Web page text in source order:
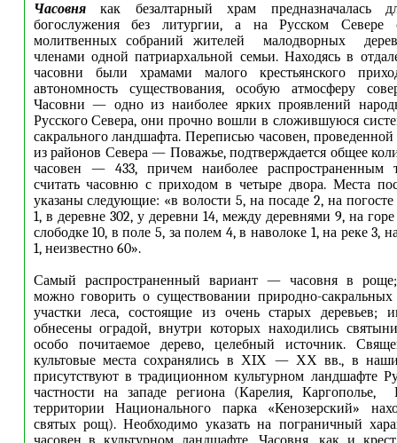
Часовня как безалтарный храм предназначалась
богослужения без литургии, а на Русском Севере
молитвенных собраний жителей малодворных
членами одной патриархальной семьи. Находясь в
часовни были храмами малого крестьянского
автономность существования, особую атмосферу
Часовни — одно из наиболее ярких проявлений
Русского Севера, они прочно вошли в сложившуюся
сакрального ландшафта. Переписью часовен,
из районов Севера — Поважье, подтверждается общее
часовен — 433, причем наиболее распространенным
считать часовню с приходом в четыре двора. Места
указаны следующие: «в волости 5, на посаде 2, на погосте
1, в деревне 302, у деревни 14, между деревнями 9, на
слободке 10, в поле 5, за полем 4, в наволоке 1, на реке 3,
1, неизвестно 60».
Самый распространенный вариант — часовня в
можно говорить о существовании природно-
участки леса, состоящие из очень старых деревьев;
обнесены оградой, внутри которых находились
особо почитаемое дерево, целебный источник.
культовые места сохранялись в ХIХ — ХХ вв., в
присутствуют в традиционном культурном ландшафте
частности на западе региона (Карелия,
территории Национального парка «Кенозерский»
святых рощ). Необходимо указать на пограничный